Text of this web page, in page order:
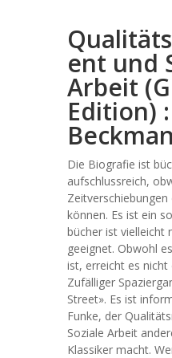
ent und
Arbeit
Edition)
Die Biografie ist
aufschlussreich,
können. Es ist ein
bücher ist vielleicht
geeignet. Obwohl
ist, erreicht es nicht
Zufälliger
Street». Es ist
Funke, der
Soziale Arbeit
Klassiker macht.